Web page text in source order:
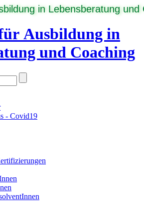
in Lebensberatung und
Ausbildung in
und Coaching
- Covid19